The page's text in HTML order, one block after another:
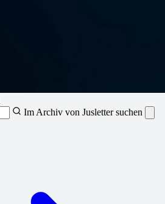
Im Archiv von Jusletter suchen